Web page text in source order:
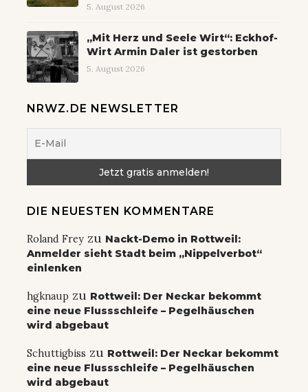
5. August 2026
„Mit Herz und Seele Wirt“: Eckhof-
Wirt Armin Daler ist gestorben
5. August 2026
NRWZ.DE NEWSLETTER
DIE NEUESTEN KOMMENTARE
Roland Frey zu Nackt-Demo in Rottweil:
Anmelder sieht Stadt beim „Nippelverbot“
einlenken
hgknaup zu Rottweil: Der Neckar bekommt
eine neue Flussschleife – Pegelhäuschen
wird abgebaut
Schuttigbiss zu Rottweil: Der Neckar bekommt
eine neue Flussschleife – Pegelhäuschen
wird abgebaut